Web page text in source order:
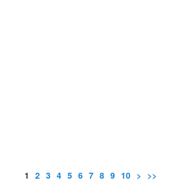
1 2 3 4 5 6 7 8 9 10 20
30
> >>